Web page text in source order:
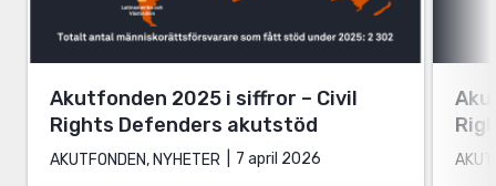
Akutfonden 2025 i siffror – Civil
Rights Defenders akutstöd
AKUTFONDEN, NYHETER 7 april 2026